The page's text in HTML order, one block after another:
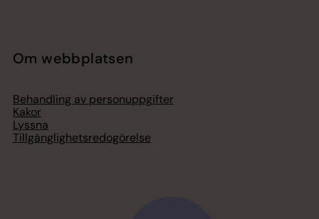
Om webbplatsen
Behandling av personuppgifter
Kakor
Lyssna
Tillgänglighetsredogörelse